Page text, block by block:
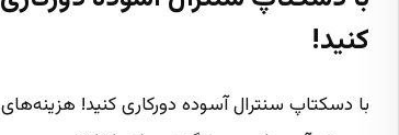
کنید!
با دسکتاپ سنترال آسوده دورکاری کنید! هزینه‌های